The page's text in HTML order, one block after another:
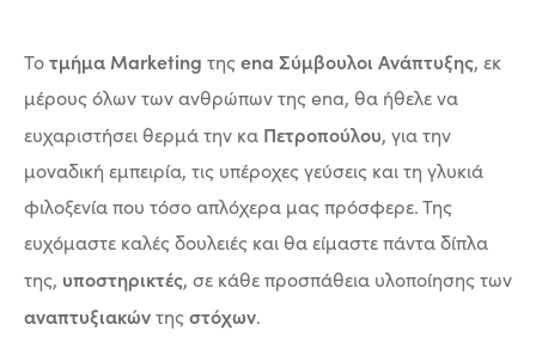
Τοτμήμα Marketing τηςena Σύμβουλοι Ανάπτυξης, εκ
μέρους όλων των ανθρώπων της ena, θα ήθελε να
ευχαριστήσει θερμά την κα Πετροπούλου, για την
μοναδική εμπειρία, τις υπέροχες γεύσεις και τη γλυκιά
φιλοξενία που τόσο απλόχερα μας πρόσφερε. Της
ευχόμαστε καλές δουλειές και θα είμαστε πάντα δίπλα
της, υποστηρικτές, σε κάθε προσπάθεια υλοποίησης των
αναπτυξιακώντηςστόχων.